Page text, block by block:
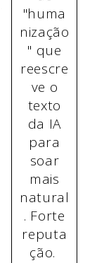
"huma
nização
" que
reescre
ve o
texto
da IA
para
soar
mais
natural
. Forte
reputa
ção.